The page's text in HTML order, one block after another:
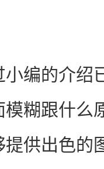
的介绍
糊跟什么
供出色的